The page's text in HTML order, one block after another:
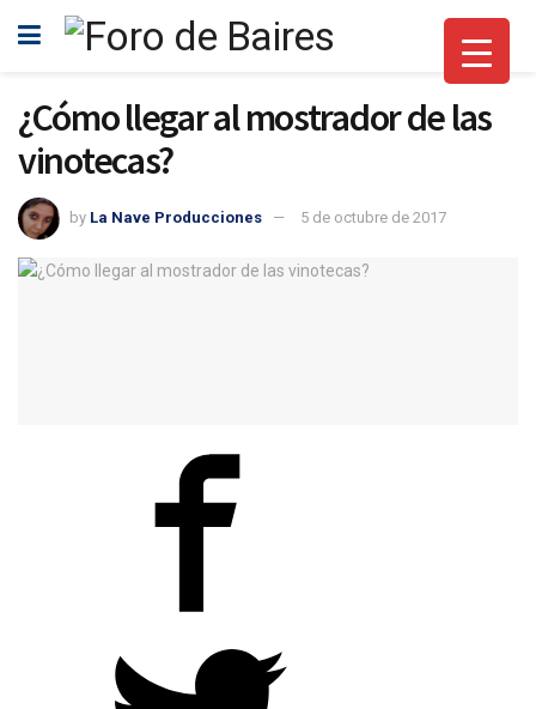
¿Cómo llegar al mostrador de las
vinotecas?
by La Nave Producciones 5 de octubre de 2017